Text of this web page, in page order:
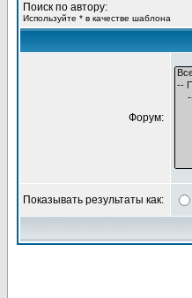
Поиск по автору:
Используйте * в качестве шаблона
Форум:
Показывать результаты как: